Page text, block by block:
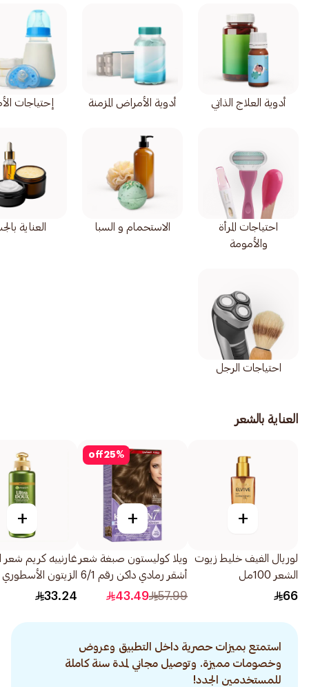
أدوية العلاج الذاتي أدوية الأمراض المزمنة إحتياجات
احتياجات المرأة
والأمومة
الاستحمام و السبا العناية
احتياجات الرجل
العناية بالشعر
+
لوريال الفيف خليط زيوت
الشعر 100مل
66
25%
off
+
ويلا كوليستون صبغة شعر
أشقر رمادي داكن رقم 6/1
1عبوة
57.99
43.49
+
غارنييه كريم شعر
الزيتون الأسطوري
200مل
33.24
استمتع بميزات حصرية داخل التطبيق وعروض
وخصومات مميزة. وتوصيل مجاني لمدة سنة كاملة
للمستخدمين الجدد!